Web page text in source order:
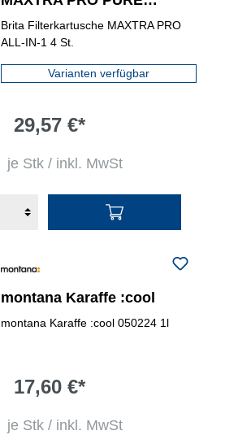
PERFORMANCE
Brita Filterkartusche MAXTRA PRO
ALL-IN-1 4 St.
Varianten verfügbar
29,57 €*
je Stk / inkl. MwSt
montana Karaffe :cool
montana Karaffe :cool 050224 1l
17,60 €*
je Stk / inkl. MwSt